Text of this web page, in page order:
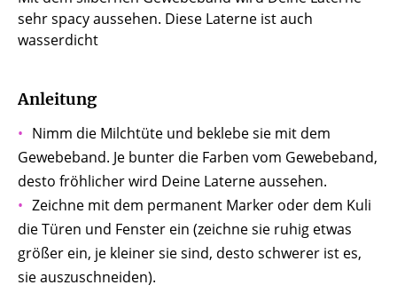
sehr spacy aussehen. Diese Laterne ist auch
wasserdicht
Anleitung
Nimm die Milchtüte und beklebe sie mit dem
Gewebeband. Je bunter die Farben vom Gewebeband,
desto fröhlicher wird Deine Laterne aussehen.
Zeichne mit dem permanent Marker oder dem Kuli
die Türen und Fenster ein (zeichne sie ruhig etwas
größer ein, je kleiner sie sind, desto schwerer ist es,
sie auszuschneiden).